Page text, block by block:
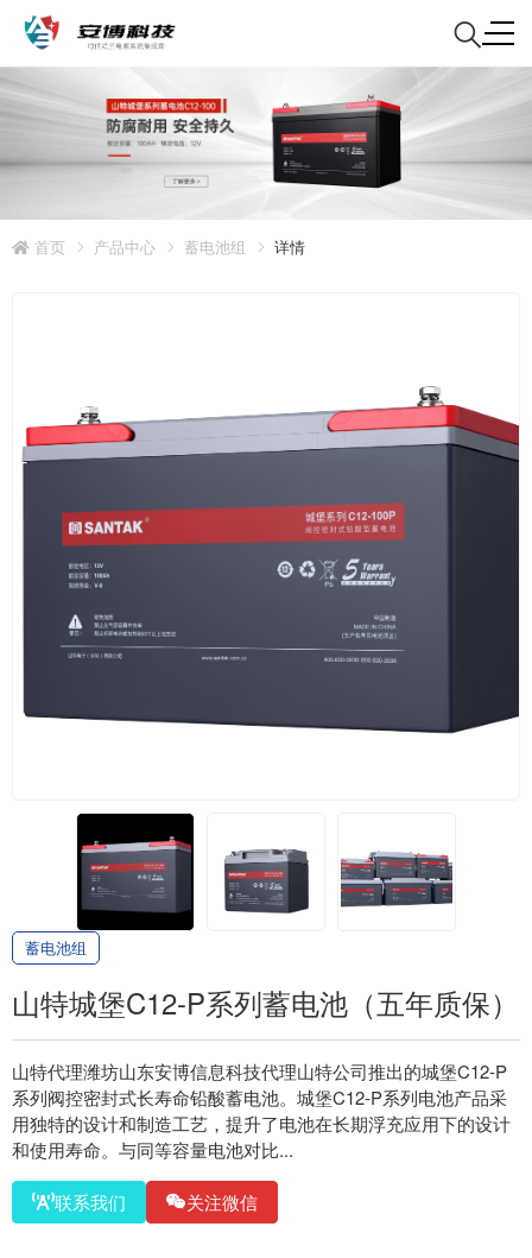
首页 产品中心 蓄电池组 详情
蓄电池组
山特城堡C12-P系列蓄电池（五年质保）
山特代理潍坊山东安博信息科技代理山特公司推出的城堡C12-P
系列阀控密封式长寿命铅酸蓄电池。城堡C12-P系列电池产品采
用独特的设计和制造工艺，提升了电池在长期浮充应用下的设计
和使用寿命。与同等容量电池对比...
联系我们 关注微信